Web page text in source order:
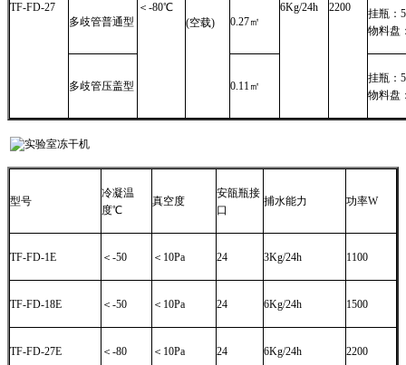
TF-FD-27 ＜-80℃
(空载)
6Kg/24h 2200
多歧管普通型 0.27㎡
挂瓶：
物料盘
多歧管压盖型 0.11㎡
挂瓶：
物料盘
型号
冷凝温
度℃
真空度
安瓿瓶接
口
捕水能力 功率W
TF-FD-1E ＜-50 ＜10Pa 24 3Kg/24h 1100
TF-FD-18E ＜-50 ＜10Pa 24 6Kg/24h 1500
TF-FD-27E ＜-80 ＜10Pa 24 6Kg/24h 2200